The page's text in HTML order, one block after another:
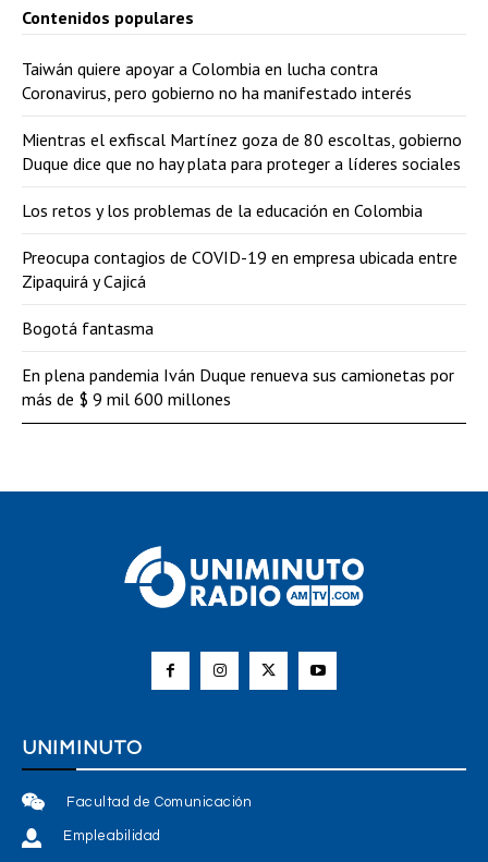
Contenidos populares
Taiwán quiere apoyar a Colombia en lucha contra
Coronavirus, pero gobierno no ha manifestado interés
Mientras el exfiscal Martínez goza de 80 escoltas, gobierno
Duque dice que no hay plata para proteger a líderes sociales
Los retos y los problemas de la educación en Colombia
Preocupa contagios de COVID-19 en empresa ubicada entre
Zipaquirá y Cajicá
Bogotá fantasma
En plena pandemia Iván Duque renueva sus camionetas por
más de $ 9 mil 600 millones
UNIMINUTO
Facultad de Comunicación
Empleabilidad